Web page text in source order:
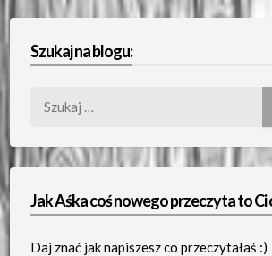
Szukaj na blogu:
Jak Aśka coś nowego przeczyta to Ci
Daj znać jak napiszesz co przeczytałaś :)